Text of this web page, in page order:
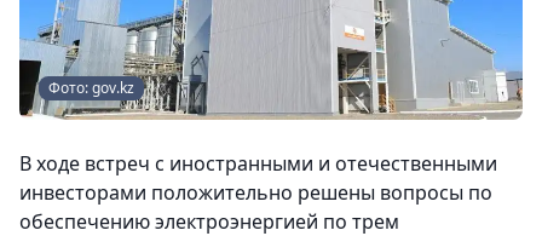
Фото: gov.kz
В ходе встреч с иностранными и отечественными
инвесторами положительно решены вопросы по
обеспечению электроэнергией по трем